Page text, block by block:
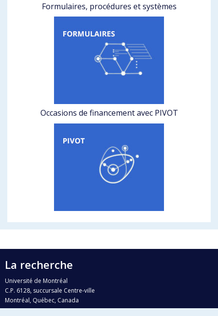
Formulaires, procédures et systèmes
Occasions de financement avec PIVOT
La recherche
Université de Montréal
C.P. 6128, succursale Centre-ville
Montréal, Québec, Canada
H3C 3J7